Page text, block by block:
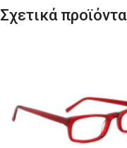
Σχετικά προϊόντα